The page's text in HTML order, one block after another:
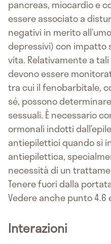
pancreas, miocardio e
essere associato a
negativi in merito
depressivi) con impatto
vita. Relativamente a
devono essere
tra cui il fenobarbitale,
sé, possono
sessuali. È necessario
ormonali indotti
antiepilettici quando si
antiepilettica,
necessità di un
Tenere fuori dalla
Vedere anche punto 4.6
Interazioni